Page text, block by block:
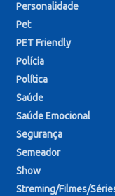
Personalidade
Pet
PET Friendly
Polícia
Política
Saúde
Saúde Emocional
Segurança
Semeador
Show
Streming/Filmes/